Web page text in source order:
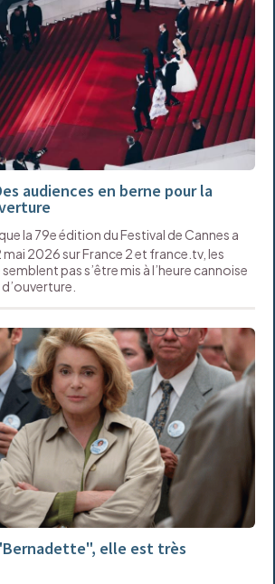
audiences en berne pour la
la 79e édition du Festival de Cannes a
mai 2026 sur France 2 et france.tv, les
pas s’être mis à l’heure cannoise
elle est très